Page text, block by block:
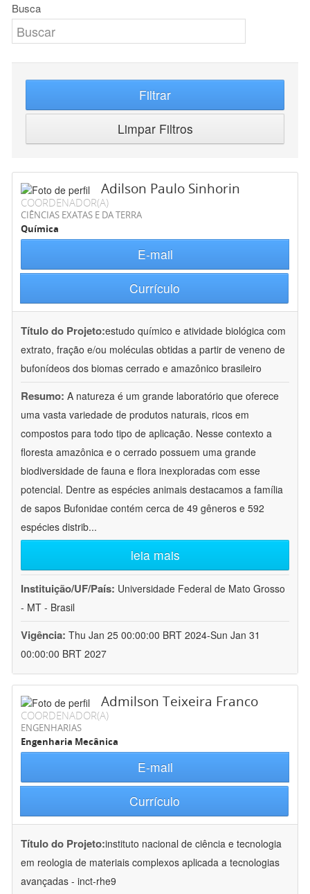
Busca
Filtrar
Limpar Filtros
Adilson Paulo Sinhorin
COORDENADOR(A)
CIÊNCIAS EXATAS E DA TERRA
Química
E-mail
Currículo
Título do Projeto:estudo químico e atividade biológica com
extrato, fração e/ou moléculas obtidas a partir de veneno de
bufonídeos dos biomas cerrado e amazônico brasileiro
Resumo: A natureza é um grande laboratório que oferece
uma vasta variedade de produtos naturais, ricos em
compostos para todo tipo de aplicação. Nesse contexto a
floresta amazônica e o cerrado possuem uma grande
biodiversidade de fauna e flora inexploradas com esse
potencial. Dentre as espécies animais destacamos a família
de sapos Bufonidae contém cerca de 49 gêneros e 592
espécies distrib...
leia mais
Instituição/UF/País: Universidade Federal de Mato Grosso
- MT - Brasil
Vigência: Thu Jan 25 00:00:00 BRT 2024-Sun Jan 31
00:00:00 BRT 2027
Admilson Teixeira Franco
COORDENADOR(A)
ENGENHARIAS
Engenharia Mecânica
E-mail
Currículo
Título do Projeto:instituto nacional de ciência e tecnologia
em reologia de materiais complexos aplicada a tecnologias
avançadas - inct-rhe9